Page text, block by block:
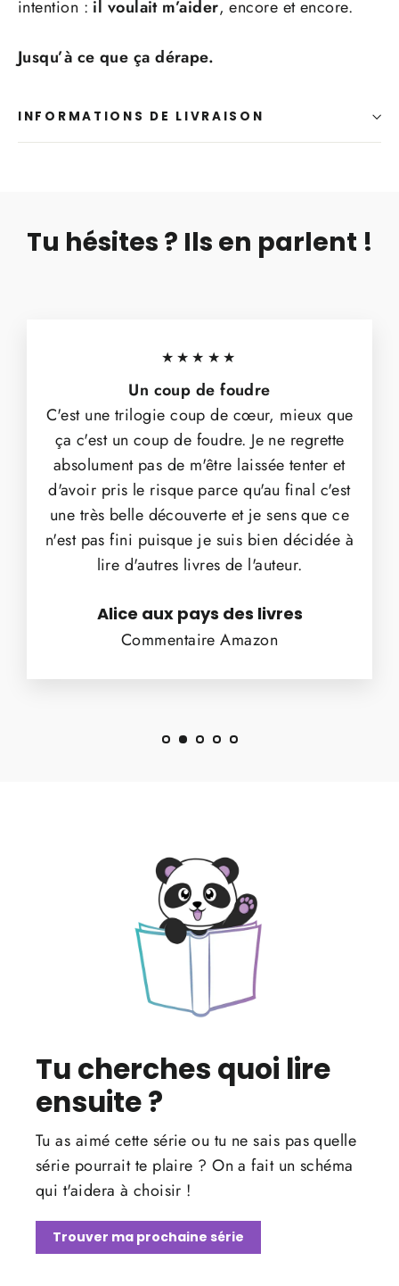
intention : il voulait m’aider, encore et encore.
Jusqu’à ce que ça dérape.
INFORMATIONS DE LIVRAISON
Tu hésites ? Ils en parlent !
★★★★★
Un coup de foudre
C'est une trilogie coup de cœur, mieux que
ça c'est un coup de foudre. Je ne regrette
absolument pas de m'être laissée tenter et
d'avoir pris le risque parce qu'au final c'est
une très belle découverte et je sens que ce
n'est pas fini puisque je suis bien décidée à
lire d'autres livres de l'auteur.
Alice aux pays des livres
Commentaire Amazon
Tu cherches quoi lire
ensuite ?
Tu as aimé cette série ou tu ne sais pas quelle
série pourrait te plaire ? On a fait un schéma
qui t'aidera à choisir !
Trouver ma prochaine série